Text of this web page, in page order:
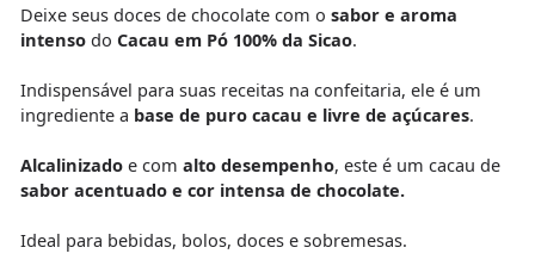
Deixe seus doces de chocolate com o sabor e aroma
intensodo Cacau em Pó 100% da Sicao.
Indispensável para suas receitas na confeitaria, ele é um
ingrediente a base de puro cacau e livre de açúcares.
Alcalinizadoe com alto desempenho, este é um cacau de
sabor acentuado e cor intensa de chocolate.
Ideal para bebidas, bolos, doces e sobremesas.